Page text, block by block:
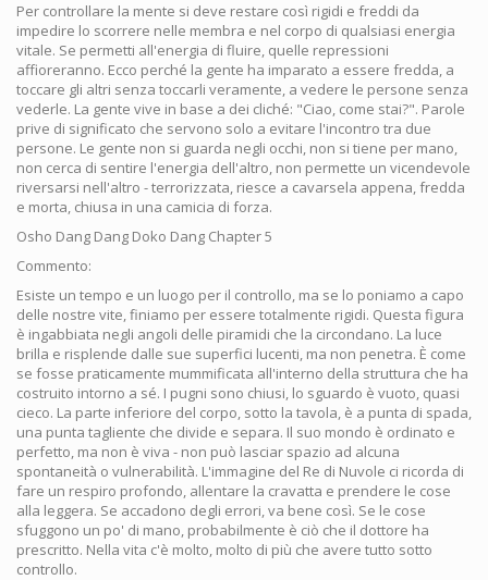
Per controllare la mente si deve restare così rigidi e freddi da
impedire lo scorrere nelle membra e nel corpo di qualsiasi energia
vitale. Se permetti all'energia di fluire, quelle repressioni
affioreranno. Ecco perché la gente ha imparato a essere fredda, a
toccare gli altri senza toccarli veramente, a vedere le persone senza
vederle. La gente vive in base a dei cliché: "Ciao, come stai?". Parole
prive di significato che servono solo a evitare l'incontro tra due
persone. Le gente non si guarda negli occhi, non si tiene per mano,
non cerca di sentire l'energia dell'altro, non permette un vicendevole
riversarsi nell'altro - terrorizzata, riesce a cavarsela appena, fredda
e morta, chiusa in una camicia di forza.
Osho Dang Dang Doko Dang Chapter 5
Commento:
Esiste un tempo e un luogo per il controllo, ma se lo poniamo a capo
delle nostre vite, finiamo per essere totalmente rigidi. Questa figura
è ingabbiata negli angoli delle piramidi che la circondano. La luce
brilla e risplende dalle sue superfici lucenti, ma non penetra. È come
se fosse praticamente mummificata all'interno della struttura che ha
costruito intorno a sé. I pugni sono chiusi, lo sguardo è vuoto, quasi
cieco. La parte inferiore del corpo, sotto la tavola, è a punta di spada,
una punta tagliente che divide e separa. Il suo mondo è ordinato e
perfetto, ma non è viva - non può lasciar spazio ad alcuna
spontaneità o vulnerabilità. L'immagine del Re di Nuvole ci ricorda di
fare un respiro profondo, allentare la cravatta e prendere le cose
alla leggera. Se accadono degli errori, va bene così. Se le cose
sfuggono un po' di mano, probabilmente è ciò che il dottore ha
prescritto. Nella vita c'è molto, molto di più che avere tutto sotto
controllo.